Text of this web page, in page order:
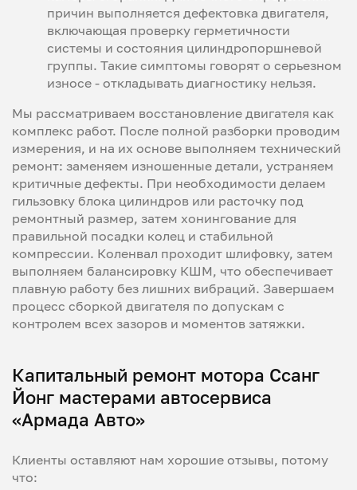
причин выполняется дефектовка двигателя,
включающая проверку герметичности
системы и состояния цилиндропоршневой
группы. Такие симптомы говорят о серьезном
износе - откладывать диагностику нельзя.
Мы рассматриваем восстановление двигателя как
комплекс работ. После полной разборки проводим
измерения, и на их основе выполняем технический
ремонт: заменяем изношенные детали, устраняем
критичные дефекты. При необходимости делаем
гильзовку блока цилиндров или расточку под
ремонтный размер, затем хонингование для
правильной посадки колец и стабильной
компрессии. Коленвал проходит шлифовку, затем
выполняем балансировку КШМ, что обеспечивает
плавную работу без лишних вибраций. Завершаем
процесс сборкой двигателя по допускам с
контролем всех зазоров и моментов затяжки.
Капитальный ремонт мотора Ссанг
Йонг мастерами автосервиса
«Армада Авто»
Клиенты оставляют нам хорошие отзывы, потому
что: